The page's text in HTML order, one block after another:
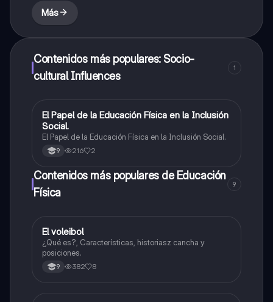
Más
Contenidos más populares: Socio-
cultural Influences
1
Educación Física
El Papel de la Educación Física en la Inclusión
Social.
El Papel de la Educación Física en la Inclusión Social.
9 216 2
Contenidos más populares de Educación
Física
9
Educación Física
El voleibol
¿Qué es?, Características, historiasz cancha y
posiciones.
9 382 8